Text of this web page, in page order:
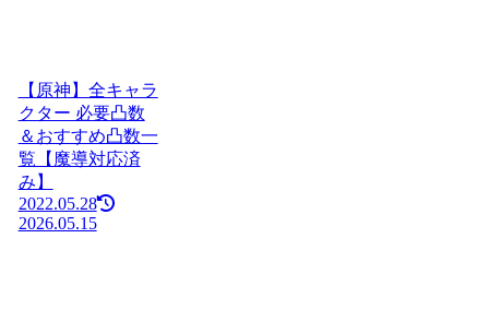
【原神】全キャラ
クター 必要凸数
＆おすすめ凸数一
覧【魔導対応済
み】
2022.05.28
2026.05.15